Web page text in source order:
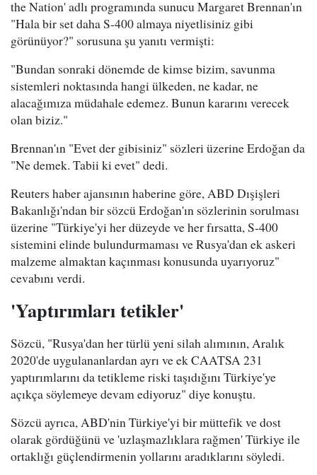
the Nation' adlı programında sunucu Margaret Brennan'ın
"Hala bir set daha S-400 almaya niyetlisiniz gibi
görünüyor?" sorusuna şu yanıtı vermişti:
"Bundan sonraki dönemde de kimse bizim, savunma
sistemleri noktasında hangi ülkeden, ne kadar, ne
alacağımıza müdahale edemez. Bunun kararını verecek
olan biziz."
Brennan'ın "Evet der gibisiniz" sözleri üzerine Erdoğan da
"Ne demek. Tabii ki evet" dedi.
Reuters haber ajansının haberine göre, ABD Dışişleri
Bakanlığı'ndan bir sözcü Erdoğan'ın sözlerinin sorulması
üzerine "Türkiye'yi her düzeyde ve her fırsatta, S-400
sistemini elinde bulundurmaması ve Rusya'dan ek askeri
malzeme almaktan kaçınması konusunda uyarıyoruz"
cevabını verdi.
'Yaptırımları tetikler'
Sözcü, "Rusya'dan her türlü yeni silah alımının, Aralık
2020'de uygulananlardan ayrı ve ek CAATSA 231
yaptırımlarını da tetikleme riski taşıdığını Türkiye'ye
açıkça söylemeye devam ediyoruz" diye konuştu.
Sözcü ayrıca, ABD'nin Türkiye'yi bir müttefik ve dost
olarak gördüğünü ve 'uzlaşmazlıklara rağmen' Türkiye ile
ortaklığı güçlendirmenin yollarını aradıklarını söyledi.